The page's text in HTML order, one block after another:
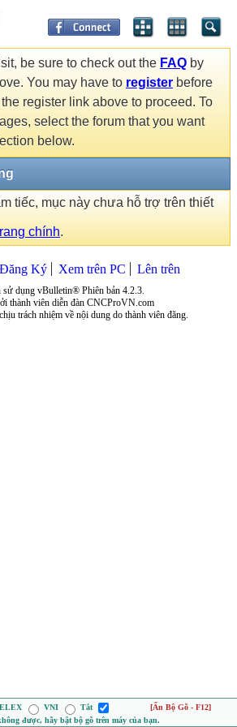
be sure to check out the FAQ by
You may have to register before
register link above to proceed. To
select the forum that you want
below.
tiếc, mục này chưa hỗ trợ trên thiết
chính.
Đăng Ký Xem trên PC Lên trên
sử dụng vBulletin® Phiên bản 4.2.3.
thành viên diễn đàn CNCProVN.com
trách nhiệm về nội dung do thành viên đăng.
VNI Tắt
[Ẩn Bộ Gõ - F12]
được, hãy bật bộ gõ trên máy của bạn.